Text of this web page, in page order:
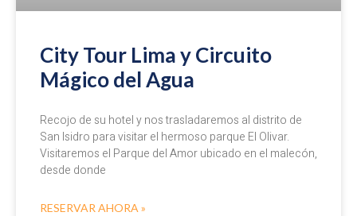
City Tour Lima y Circuito
Mágico del Agua
Recojo de su hotel y nos trasladaremos al distrito de
San Isidro para visitar el hermoso parque El Olivar.
Visitaremos el Parque del Amor ubicado en el malecón,
desde donde
RESERVAR AHORA »